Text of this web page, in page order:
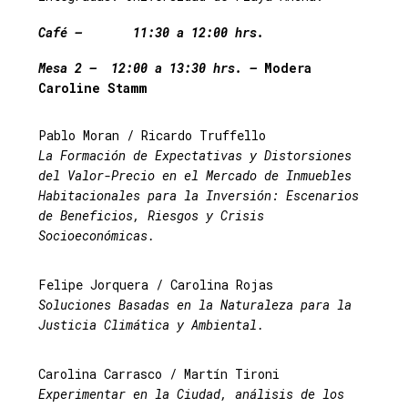
Café – 11:30 a 12:00 hrs.
Mesa 2 – 12:00 a 13:30 hrs. – Modera
Caroline Stamm
Pablo Moran / Ricardo Truffello
La Formación de Expectativas y Distorsiones
del Valor-Precio en el Mercado de Inmuebles
Habitacionales para la Inversión: Escenarios
de Beneficios, Riesgos y Crisis
Socioeconómicas.
Felipe Jorquera / Carolina Rojas
Soluciones Basadas en la Naturaleza para la
Justicia Climática y Ambiental.
Carolina Carrasco / Martín Tironi
Experimentar en la Ciudad, análisis de los